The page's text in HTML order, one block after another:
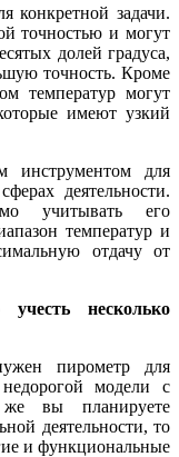
конкретной задачи.
точностью и могут
долей градуса,
точность. Кроме
температур могут
имеют узкий
инструментом для
деятельности.
учитывать его
температур и
отдачу от
несколько
пирометр для
модели с
вы планируете
деятельности, то
и функциональные